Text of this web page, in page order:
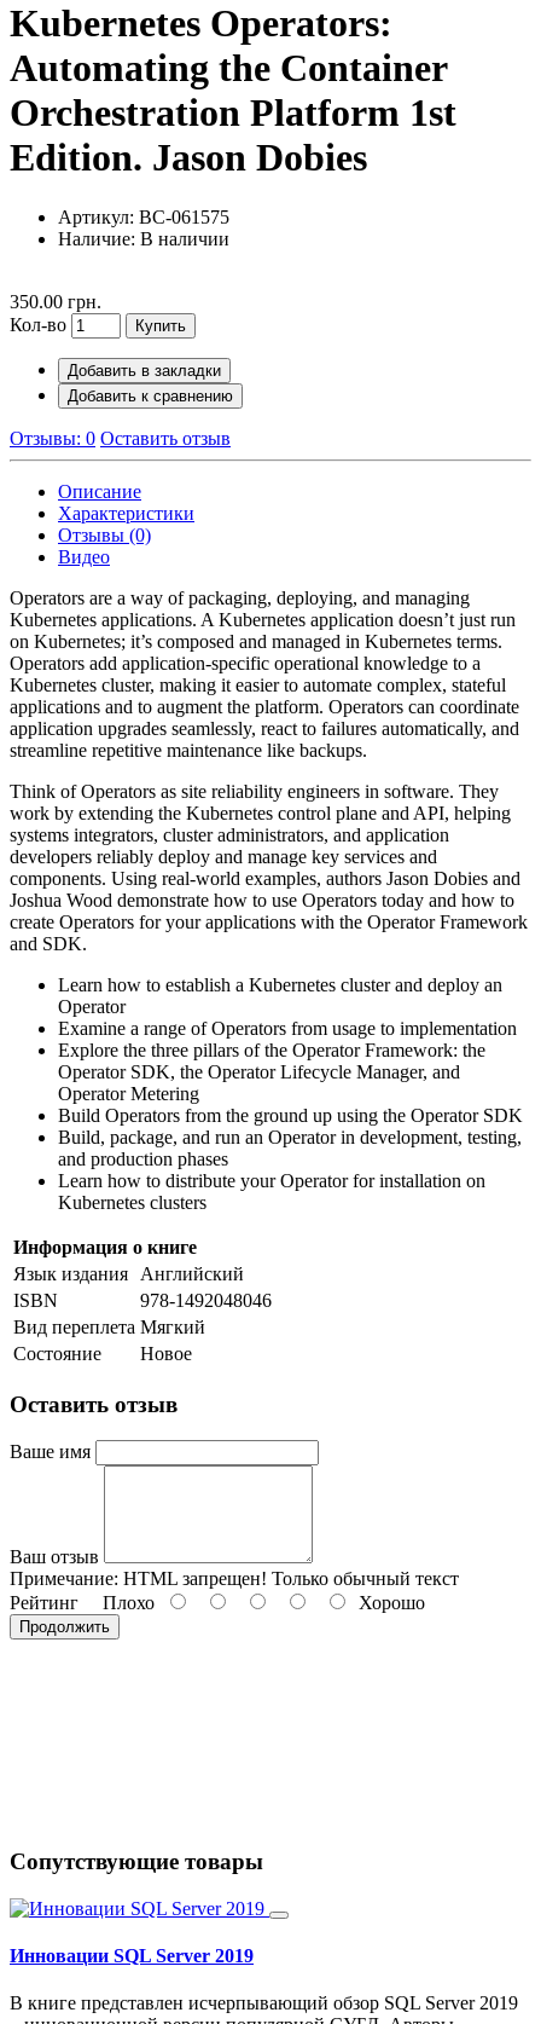
Kubernetes Operators:
Automating the Container
Orchestration Platform 1st
Edition. Jason Dobies
Артикул: BC-061575
Наличие: В наличии
350.00 грн.
Кол-во
Купить
Добавить в закладки
Добавить к сравнению
Отзывы: 0 Оставить отзыв
Описание
Характеристики
Отзывы (0)
Видео
Operators are a way of packaging, deploying, and managing
Kubernetes applications. A Kubernetes application doesn’t just run
on Kubernetes; it’s composed and managed in Kubernetes terms.
Operators add application-specific operational knowledge to a
Kubernetes cluster, making it easier to automate complex, stateful
applications and to augment the platform. Operators can coordinate
application upgrades seamlessly, react to failures automatically, and
streamline repetitive maintenance like backups.
Think of Operators as site reliability engineers in software. They
work by extending the Kubernetes control plane and API, helping
systems integrators, cluster administrators, and application
developers reliably deploy and manage key services and
components. Using real-world examples, authors Jason Dobies and
Joshua Wood demonstrate how to use Operators today and how to
create Operators for your applications with the Operator Framework
and SDK.
Learn how to establish a Kubernetes cluster and deploy an
Operator
Examine a range of Operators from usage to implementation
Explore the three pillars of the Operator Framework: the
Operator SDK, the Operator Lifecycle Manager, and
Operator Metering
Build Operators from the ground up using the Operator SDK
Build, package, and run an Operator in development, testing,
and production phases
Learn how to distribute your Operator for installation on
Kubernetes clusters
Информация о книге
Язык издания
Английский
ISBN
978-1492048046
Вид переплета Мягкий
Состояние
Новое
Оставить отзыв
Ваше имя
Ваш отзыв
Примечание: HTML запрещен! Только обычный текст
Рейтинг Плохо Хорошо
Продолжить
Сопутствующие товары
Инновации SQL Server 2019
В книге представлен исчерпывающий обзор SQL Server 2019